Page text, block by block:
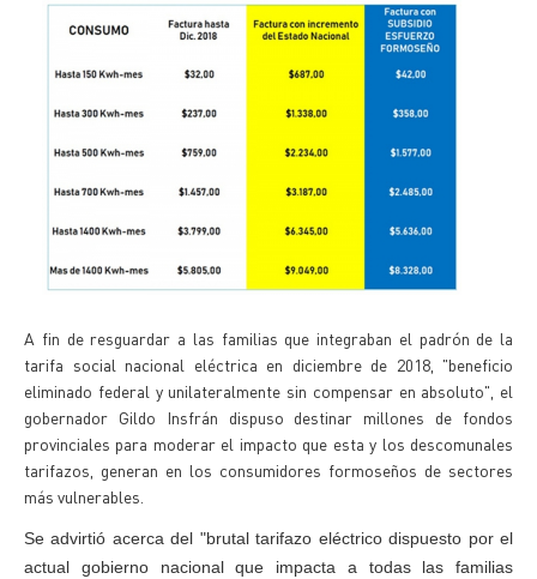
A fin de resguardar a las familias que integraban el padrón de la
tarifa social nacional eléctrica en diciembre de 2018, "beneficio
eliminado federal y unilateralmente sin compensar en absoluto", el
gobernador Gildo Insfrán dispuso destinar millones de fondos
provinciales para moderar el impacto que esta y los descomunales
tarifazos, generan en los consumidores formoseños de sectores
más vulnerables.
Se advirtió acerca del "brutal tarifazo eléctrico dispuesto por el
actual gobierno nacional que impacta a todas las familias